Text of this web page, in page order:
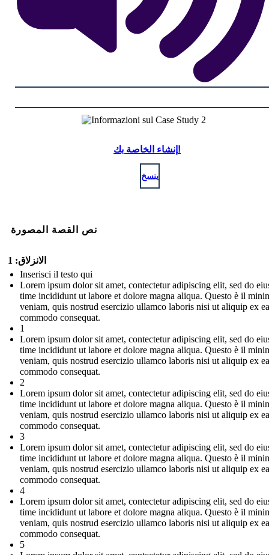
إنشاء الخاصة بك!
ينسخ
نص القصة المصورة
الانزلاق: 1
Inserisci il testo qui
Lorem ipsum dolor sit amet, contectetur adipiscing elit, sed do
time incididunt ut labore et dolore magna aliqua. Questo è il
veniam, quis nostrud esercizio ullamco laboris nisi ut aliquip ex ea
commodo consequat.
1
Lorem ipsum dolor sit amet, contectetur adipiscing elit, sed do
time incididunt ut labore et dolore magna aliqua. Questo è il
veniam, quis nostrud esercizio ullamco laboris nisi ut aliquip ex ea
commodo consequat.
2
Lorem ipsum dolor sit amet, contectetur adipiscing elit, sed do
time incididunt ut labore et dolore magna aliqua. Questo è il
veniam, quis nostrud esercizio ullamco laboris nisi ut aliquip ex ea
commodo consequat.
3
Lorem ipsum dolor sit amet, contectetur adipiscing elit, sed do
time incididunt ut labore et dolore magna aliqua. Questo è il
veniam, quis nostrud esercizio ullamco laboris nisi ut aliquip ex ea
commodo consequat.
4
Lorem ipsum dolor sit amet, contectetur adipiscing elit, sed do
time incididunt ut labore et dolore magna aliqua. Questo è il
veniam, quis nostrud esercizio ullamco laboris nisi ut aliquip ex ea
commodo consequat.
5